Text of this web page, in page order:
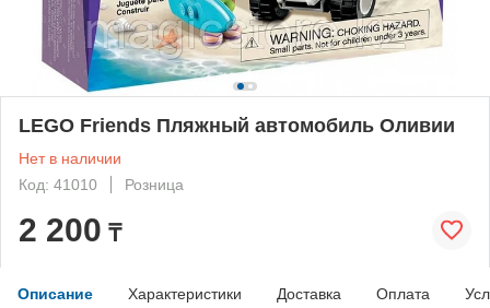
LEGO Friends Пляжный автомобиль Оливии
Нет в наличии
Код: 41010
Розница
2 200 ₸
Описание Характеристики Доставка Оплата